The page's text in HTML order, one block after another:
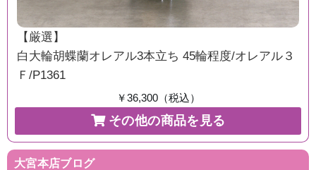
【厳選】
白大輪胡蝶蘭オレアル3本立ち 45輪程度/オレアル３
Ｆ/P1361
￥36,300（税込）
その他の商品を見る
大宮本店ブログ